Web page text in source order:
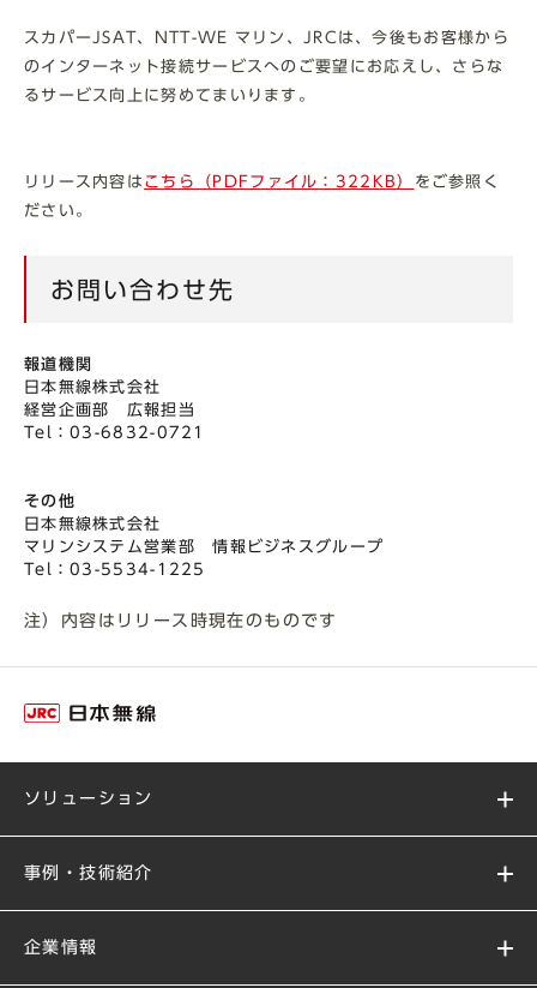
スカパーJSAT、NTT-WE マリン、JRCは、今後もお客様から
のインターネット接続サービスへのご要望にお応えし、さらな
るサービス向上に努めてまいります。
リリース内容は こちら（PDFファイル：322KB）
をご参照く
ださい。
お問い合わせ先
報道機関
日本無線株式会社
経営企画部 広報担当
Tel：03-6832-0721
その他
日本無線株式会社
マリンシステム営業部 情報ビジネスグループ
Tel：03-5534-1225
注）内容はリリース時現在のものです
ソリューション
事例・技術紹介
企業情報